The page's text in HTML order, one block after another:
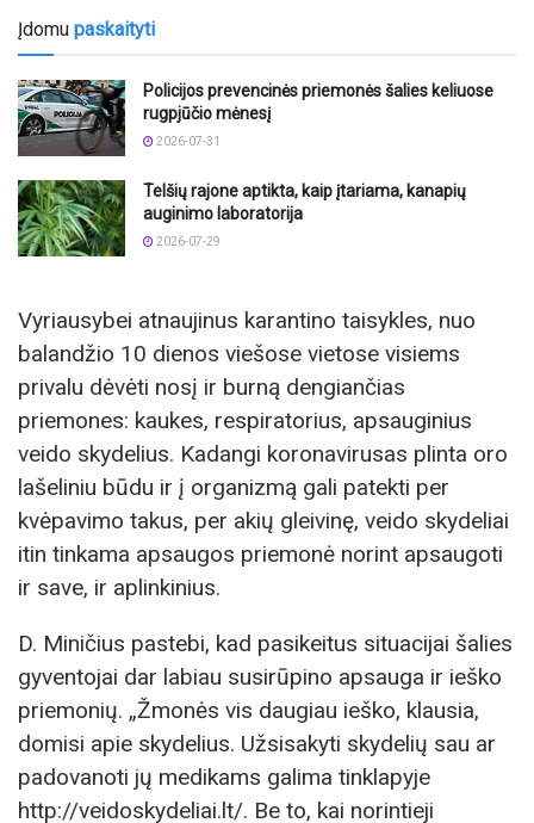
Įdomu paskaityti
Policijos prevencinės priemonės šalies keliuose
rugpjūčio mėnesį
2026-07-31
Telšių rajone aptikta, kaip įtariama, kanapių
auginimo laboratorija
2026-07-29
Vyriausybei atnaujinus karantino taisykles, nuo
balandžio 10 dienos viešose vietose visiems
privalu dėvėti nosį ir burną dengiančias
priemones: kaukes, respiratorius, apsauginius
veido skydelius. Kadangi koronavirusas plinta oro
lašeliniu būdu ir į organizmą gali patekti per
kvėpavimo takus, per akių gleivinę, veido skydeliai
itin tinkama apsaugos priemonė norint apsaugoti
ir save, ir aplinkinius.
D. Miničius pastebi, kad pasikeitus situacijai šalies
gyventojai dar labiau susirūpino apsauga ir ieško
priemonių. „Žmonės vis daugiau ieško, klausia,
domisi apie skydelius. Užsisakyti skydelių sau ar
padovanoti jų medikams galima tinklapyje
http://veidoskydeliai.lt/. Be to, kai norintieji